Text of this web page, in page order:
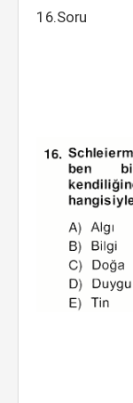
16.Soru